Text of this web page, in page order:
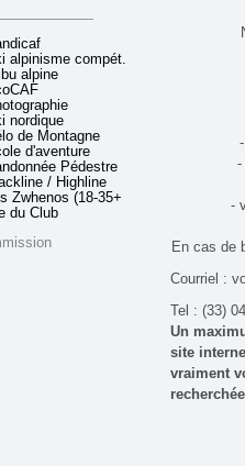
alpinisme compét.
alpine
nordique
de Montagne
d'aventure
Pédestre
/ Highline
Zwhenos (18-35+ ans)
du Club
-
-
En cas de
Courriel :
Tel : (33)
Un
site
vraiment